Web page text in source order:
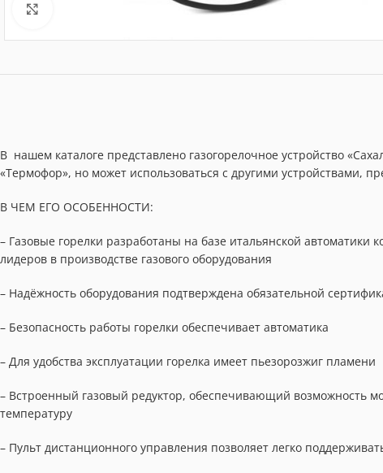
Нажмите, чтобы увеличить
В нашем каталоге представлено газогорелочное устройство
«Термофор», но может использоваться с другими устройствами,
В ЧЕМ ЕГО ОСОБЕННОСТИ:
– Газовые горелки разработаны на базе итальянской автоматики
лидеров в производстве газового оборудования
– Надёжность оборудования подтверждена обязательной
– Безопасность работы горелки обеспечивает автоматика
– Для удобства эксплуатации горелка имеет пьезорозжиг пламени
– Встроенный газовый редуктор, обеспечивающий возможность
температуру
– Пульт дистанционного управления позволяет легко